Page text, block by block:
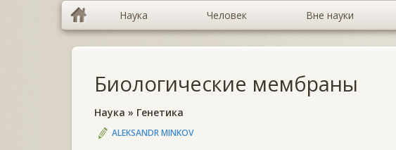
Наука Человек Вне науки
Биологические мембраны
Наука » Генетика
ALEKSANDR MINKOV